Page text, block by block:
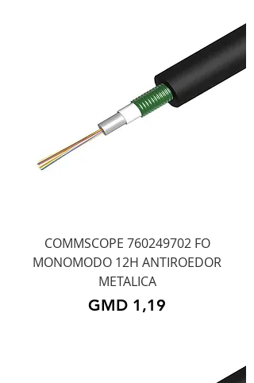
COMMSCOPE 760249702 FO
MONOMODO 12H ANTIROEDOR
METALICA
Precio
GMD 1,19